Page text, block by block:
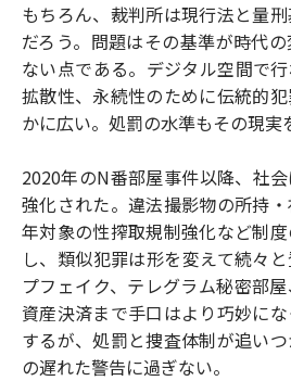
もちろん、裁判所は現行法と量
だろう。問題はその基準が時代
ない点である。デジタル空間で行
拡散性、永続性のために伝統的
かに広い。処罰の水準もその現実
2020年のN番部屋事件以降、社
強化された。違法撮影物の所持
年対象の性搾取規制強化など制
し、類似犯罪は形を変えて続々
プフェイク、テレグラム秘密部
資産決済まで手口はより巧妙に
するが、処罰と捜査体制が追い
の遅れた警告に過ぎない。